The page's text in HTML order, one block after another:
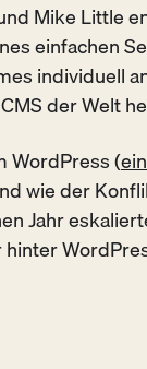
Mike Little
einfachen
individuell
der Welt
WordPress (
wie der
Jahr